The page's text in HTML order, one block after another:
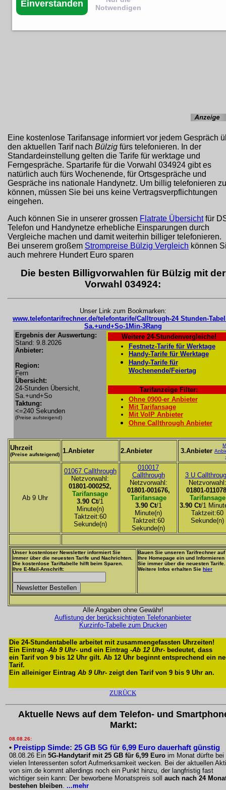
Eine kostenlose Tarifansage informiert vor jedem Gespräch
den aktuellen Tarif nach Bülzig fürs telefonieren. In der
Standardeinstellung gelten die Tarife für werktage und
Ferngespräche. Spartarife für die Vorwahl 034924 gibt es
natürlich auch fürs Wochenende, für Ortsgespräche und
Gespräche ins nationale Handynetz. Um billig telefonieren zu
können, müssen Sie bei uns keine Vertragsverpflichtungen
eingehen.
Auch können Sie in unserer grossen Flatrate Übersichtfür
Telefon und Handynetze erhebliche Einsparungen durch
Vergleiche machen und damit weiterhin billiger telefonieren.
Bei unserem großem Strompreise Bülzig Vergleich können
auch mehrere Hundert Euro sparen
Die besten Billigvorwahlen für Bülzig mit der
Vorwahl 034924:
Unser Link zum Bookmarken:
www.telefontarifrechner.de/telefontarife/Calltrough-24 Stunden-
Sa.+und+So-1Min-3Rang
Ergebnis der Auswertung:
Stand: 9.8.2026
Anbieter:
Region:
Fern
Übersicht:
24-Stunden Übersicht,
Sa.+und+So
Taktung:
<=240 Sekunden
(Preise aufsteigend)
Weitere 24-Stundenvergleiche!
Festnetz-Tarife für Werktage
Handy-Tarife für Werktage
Handy-Tarife für
Wochenende/Feiertag
Tarifanzeige Filter:
Ohne 0900-er Anbieter
Mit Tarifansage
Mit VoIP Anbieter
Ohne Callthrough Anbieter
Uhrzeit
(Preise aufsteigend) 1.Anbieter 2.Anbieter 3.Anbieter
Ab 9 Uhr
01067 Callthrough
Netzvorwahl:
01801-000252,
Tarifansage
3.90 Ct/1
Minute(n)
Taktzeit:60
Sekunde(n)
010017
Callthrough
Netzvorwahl:
01801-001676,
Tarifansage
3.90 Ct/1
Minute(n)
Taktzeit:60
Sekunde(n)
3 U
Netzvorwahl:
01801-
Tarifansage
3.90 Ct/1
Taktzeit:60
Sekunde(n)
Unser kostenloser Newsletter informiert Sie
immer über die neuesten Tarife und Nachrichten.
Die kostenlose Tariftabelle hilft beim Sparen.
Ihre E-Mail-Anschrift:
Bauen Sie unseren Tarifrechner auf
Ihre Homepage ein und Informieren
Sie immer über die neuesten Tarife.
Weitere Infos erhalten Sie hier
Alle Angaben ohne Gewähr!
Auflistung der berücksichtigten Telefonanbieter
Kurzinfo-Tabelle zum Drucken
Die 24-Stundentabelle arbeitet mit zusammengefassten Uhrzeiten!
Ein Eintrag -Ab 9 Uhr- und ein Eintrag -Ab 12 Uhr- bedeutet, dass
ein Tarif von 9 bis 12 Uhr gilt. Ab 12 Uhr beginnt entsprechend ein
Tarif.
Ein alleiniger Eintrag Ab 9 Uhr- zeigt den Tarif von 9 bis 9 Uhr an.
ZURÜCK
Aktuelle News auf dem Telefon- und
Markt:
08.08.26:
• Preistipp Simde: 25 GB 5G für 6,99 Euro dauerhaft günstig
08.08.26 Ein 5G-Handytarif mit 25 GB für 6,99 Euro im Monat dürfte bei
vielen Interessenten sofort Aufmerksamkeit wecken. Bei der aktuellen
von sim.de kommt allerdings noch ein Punkt hinzu, der langfristig fast
wichtiger sein kann: Der beworbene Monatspreis soll auch nach 24
bestehen bleiben. ...mehr
Einverstanden
Notwendigen